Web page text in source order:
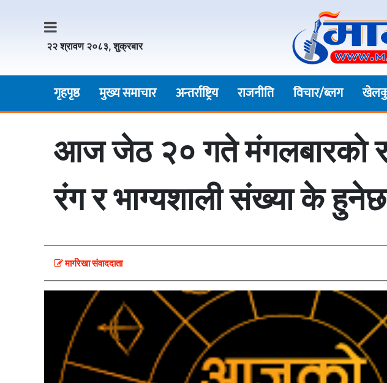
२२ श्रावण २०८३, शुक्रबार
गृहपृष्ठ मुख्य समाचार अन्तर्राष्ट्रिय राजनीति विचार/ब्लग
आज जेठ २० गते मंगलबारकाे
रंग र भाग्यशाली संख्या के
मार्गरेखा संवाददाता